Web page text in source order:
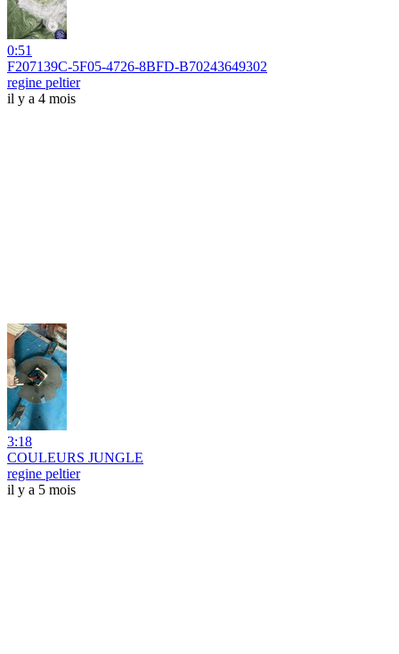
0:51
F207139C-5F05-4726-8BFD-B70243649302
regine peltier
il y a 4 mois
3:18
COULEURS JUNGLE
regine peltier
il y a 5 mois